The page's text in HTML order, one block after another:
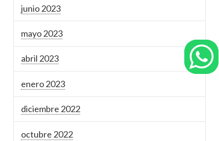
junio 2023
mayo 2023
abril 2023
enero 2023
diciembre 2022
octubre 2022